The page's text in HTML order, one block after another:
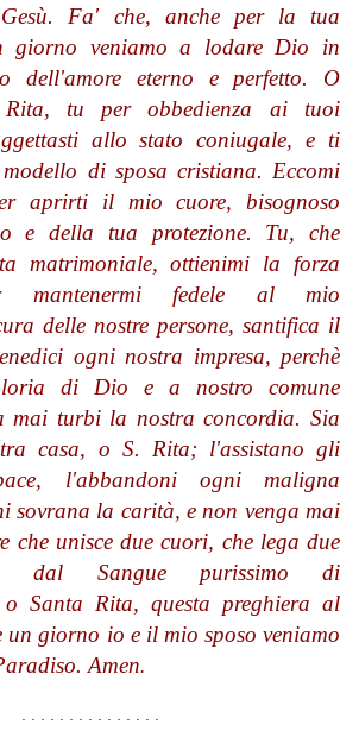
Fa' che, anche per la tua
giorno veniamo a lodare Dio in
dell'amore eterno e perfetto. O
Rita, tu per obbedienza ai tuoi
allo stato coniugale,e ti
di sposa cristiana. Eccomi
aprirti il mio cuore, bisognoso
e della tua protezione. Tu, che
matrimoniale, ottienimi la forza
mantenermi fedele al mio
delle nostre persone, santifica il
ogni nostra impresa, perchè
di Dio e a nostro comune
mai turbi la nostra concordia. Sia
casa, o S. Rita; l'assistano gli
l'abbandoni ogni maligna
sovrana la carità, e non venga mai
che unisce due cuori, che lega due
dal Sangue purissimo di
o Santa Rita, questa preghiera al
un giorno io e il mio sposo veniamo
Amen.